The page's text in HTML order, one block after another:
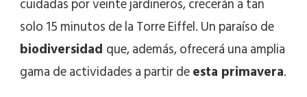
cuidadas por veinte jardineros, crecerán a tan
solo 15 minutos de la Torre Eiffel. Un paraíso de
biodiversidad que, además, ofrecerá una amplia
gama de actividades a partir deesta primavera.